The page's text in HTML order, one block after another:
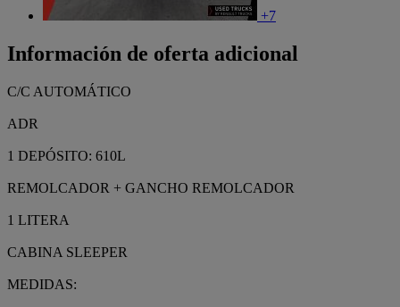
+7
Información de oferta adicional
C/C AUTOMÁTICO
ADR
1 DEPÓSITO: 610L
REMOLCADOR + GANCHO REMOLCADOR
1 LITERA
CABINA SLEEPER
MEDIDAS: